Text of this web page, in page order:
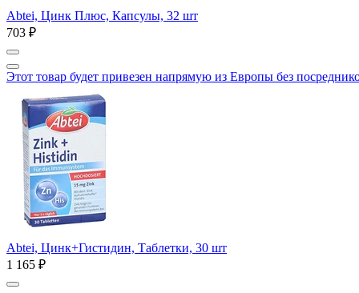
Abtei, Цинк Плюс, Капсулы, 32 шт
703 ₽
Этот товар будет привезен напрямую из Европы без
Abtei, Цинк+Гистидин, Таблетки, 30 шт
1 165 ₽